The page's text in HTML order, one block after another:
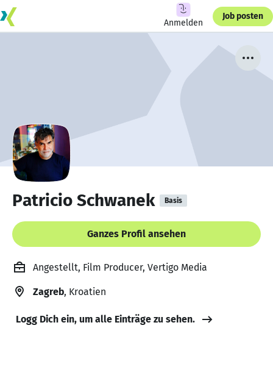
Anmelden
Job posten
Patricio Schwanek Basis
Ganzes Profil ansehen
Angestellt, Film Producer, Vertigo Media
Zagreb, Kroatien
Logg Dich ein, um alle Einträge zu sehen.